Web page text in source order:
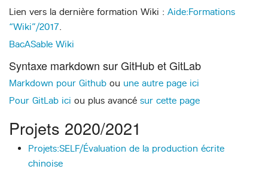
Lien vers la dernière formation Wiki : Aide:Formations
“Wiki”/2017.
BacASable Wiki
Syntaxe markdown sur GitHub et GitLab
Markdown pour Github ou une autre page ici
Pour GitLab ici ou plus avancé sur cette page
Projets 2020/2021
Projets:SELF/Évaluation de la production écrite
chinoise